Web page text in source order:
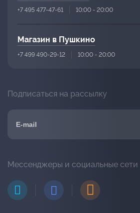
+7 495 477-47-61 10:00 - 20:00
Магазин в Пушкино
+7 499 490-29-12 10:00 - 20:00
Подписаться на рассылку
Мессенджеры и социальные сети